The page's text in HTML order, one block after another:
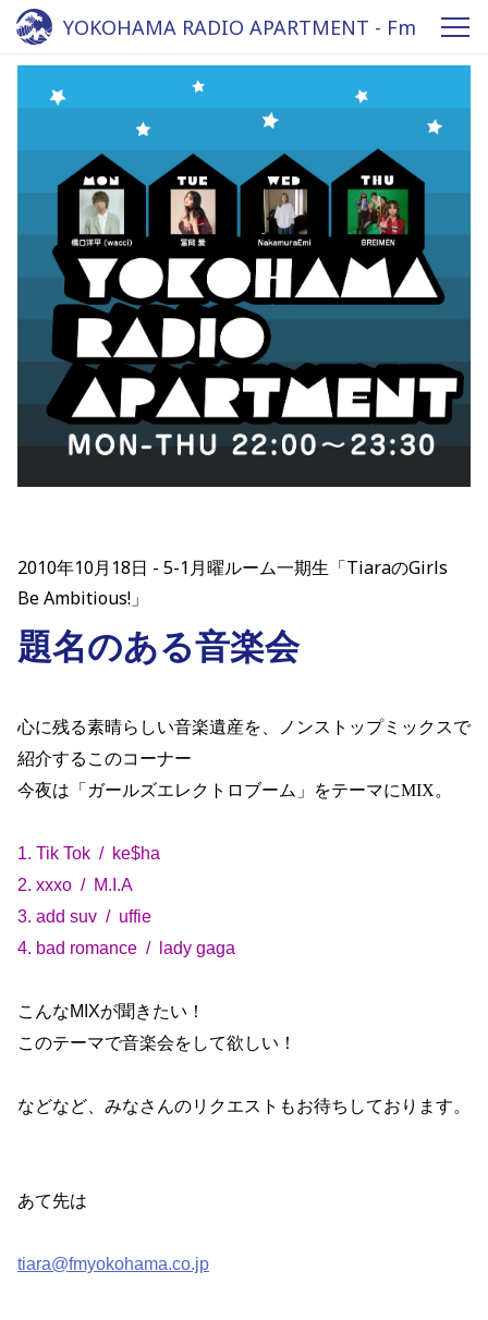
YOKOHAMA RADIO APARTMENT - Fm
yokohama 84.7
2010年10月18日
5-1月曜ルーム一期生「TiaraのGirls
Be Ambitious!」
題名のある音楽会
心に残る素晴らしい音楽遺産を、ノンストップミックスで
紹介するこのコーナー
今夜は 「ガールズエレクトロブーム」をテーマにMIX。
1. Tik Tok / ke$ha
2. xxxo / M.I.A
3. add suv / uffie
4. bad romance / lady gaga
こんなMIXが聞きたい！
このテーマで音楽会をして欲しい！
などなど、みなさんのリクエストもお待ちしております。
あて先は
tiara@fmyokohama.co.jp